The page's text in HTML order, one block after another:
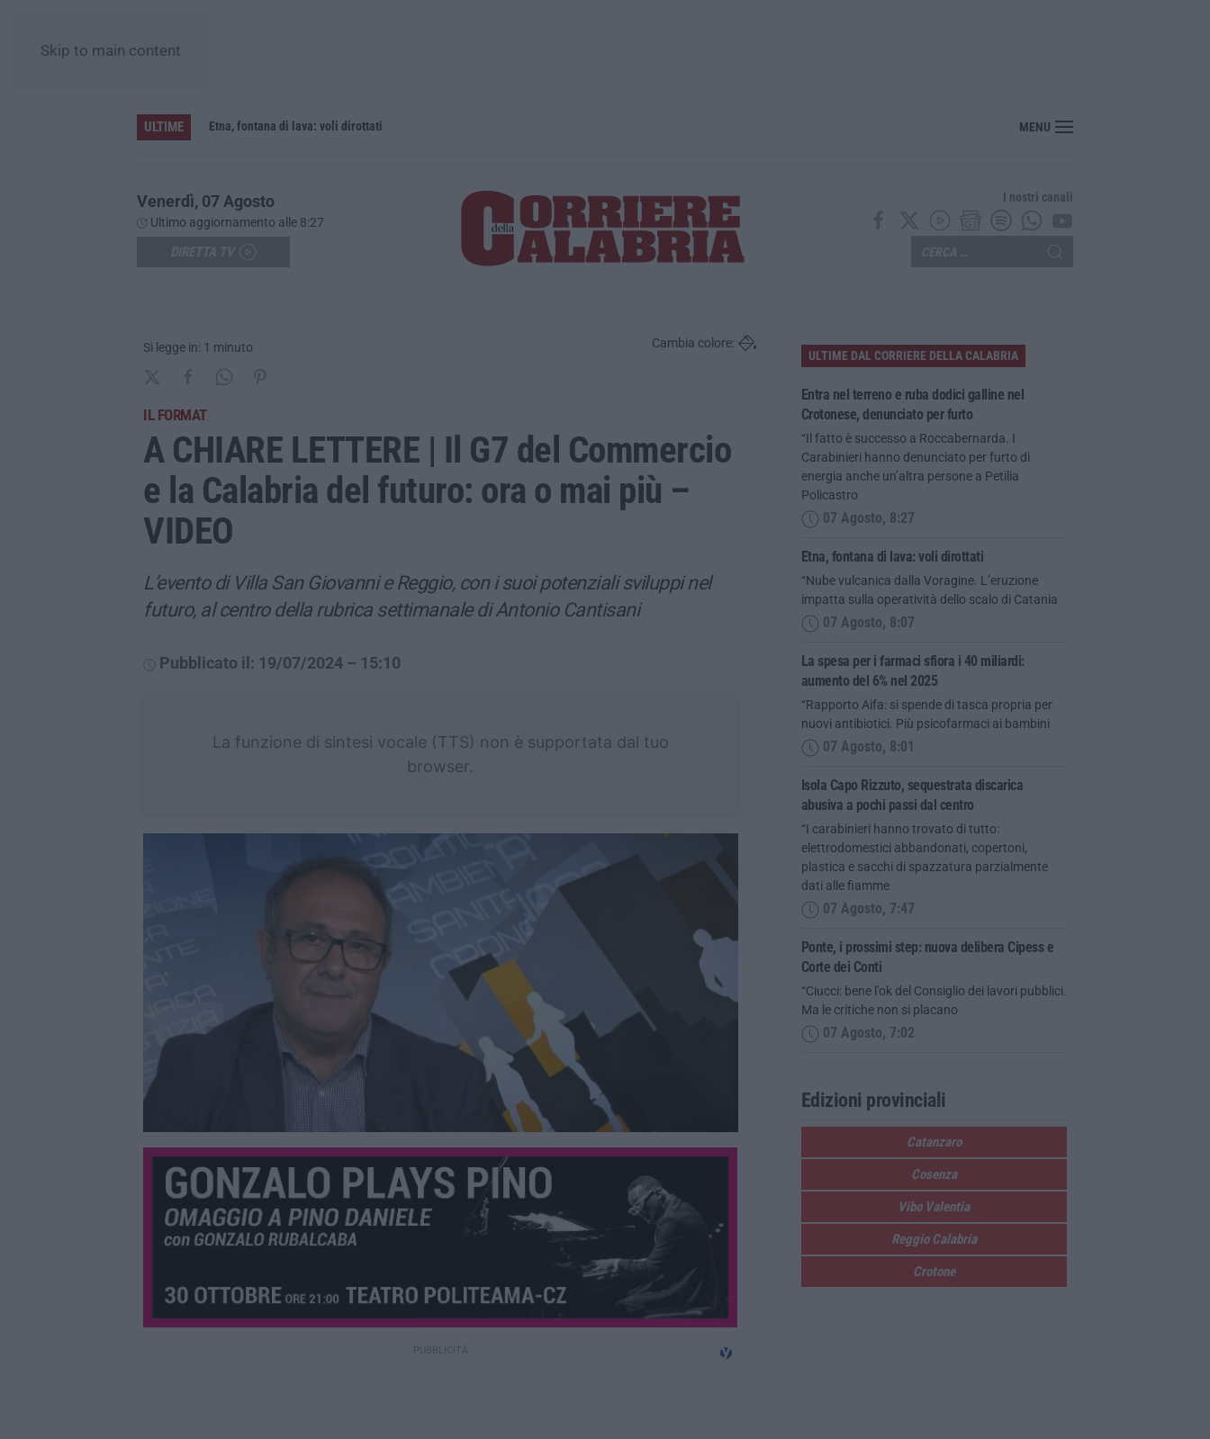
Skip to main content
ULTIME Etna, fontana di lava: voli dirottati La spesa per i farmaci sfiora i 40 miliardi: aumento del 6% nel 2025
MENU
Venerdì, 07 Agosto
Ultimo aggiornamento alle 8:27
I nostri canali
Si legge in: 1 minuto Cambia colore:
IL FORMAT
A CHIARE LETTERE | Il G7 del Commercio
e la Calabria del futuro: ora o mai più –
VIDEO
L’evento di Villa San Giovanni e Reggio, con i suoi potenziali sviluppi nel
futuro, al centro della rubrica settimanale di Antonio Cantisani
Pubblicato il: 19/07/2024 – 15:10
La funzione di sintesi vocale (TTS) non è supportata dal tuo
browser.
ULTIME DAL CORRIERE DELLA CALABRIA
Entra nel terreno e ruba dodici galline nel
Crotonese, denunciato per furto
“Il fatto è successo a Roccabernarda. I
Carabinieri hanno denunciato per furto di
energia anche un’altra persone a Petilia
Policastro
07 Agosto, 8:27
Etna, fontana di lava: voli dirottati
“Nube vulcanica dalla Voragine. L’eruzione
impatta sulla operatività dello scalo di Catania
07 Agosto, 8:07
La spesa per i farmaci sfiora i 40 miliardi:
aumento del 6% nel 2025
“Rapporto Aifa: si spende di tasca propria per
nuovi antibiotici. Più psicofarmaci ai bambini
07 Agosto, 8:01
Isola Capo Rizzuto, sequestrata discarica
abusiva a pochi passi dal centro
“I carabinieri hanno trovato di tutto:
elettrodomestici abbandonati, copertoni,
plastica e sacchi di spazzatura parzialmente
dati alle fiamme
07 Agosto, 7:47
Ponte, i prossimi step: nuova delibera Cipess e
Corte dei Conti
“Ciucci: bene l’ok del Consiglio dei lavori pubblici.
Ma le critiche non si placano
07 Agosto, 7:02
Edizioni provinciali
Catanzaro
Cosenza
Vibo Valentia
Reggio Calabria
Crotone